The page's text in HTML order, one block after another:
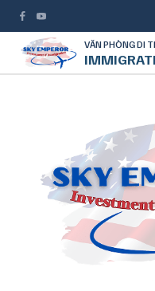
VĂN PHÒNG DI